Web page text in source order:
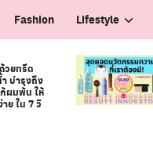
Fashion Lifestyle
วยทรีต
บำรุงถึง
ผมพัน ให้
ย ใน 7 วิ